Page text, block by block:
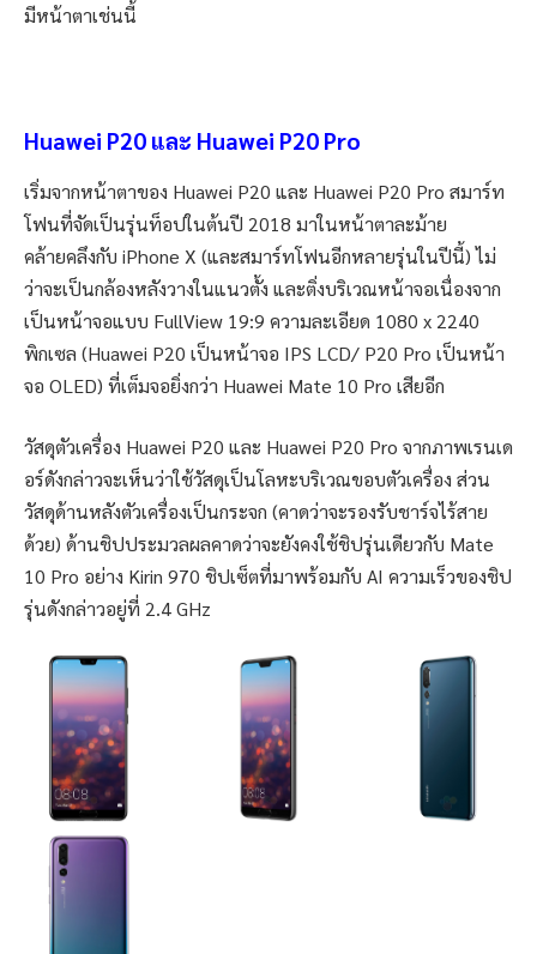
มีหน้าตาเช่นนี้
Huawei P20 และ Huawei P20 Pro
เริ่มจากหน้าตาของ Huawei P20 และ Huawei P20 Pro สมาร์ท
โฟนที่จัดเป็นรุ่นท็อปในต้นปี 2018 มาในหน้าตาละม้าย
คล้ายคลึงกับ iPhone X (และสมาร์ทโฟนอีกหลายรุ่นในปีนี้) ไม่
ว่าจะเป็นกล้องหลังวางในแนวตั้ง และติ่งบริเวณหน้าจอเนื่องจาก
เป็นหน้าจอแบบ FullView 19:9 ความละเอียด 1080 x 2240
พิกเซล (Huawei P20 เป็นหน้าจอ IPS LCD/ P20 Pro เป็นหน้า
จอ OLED) ที่เต็มจอยิ่งกว่า Huawei Mate 10 Pro เสียอีก
วัสดุตัวเครื่อง Huawei P20 และ Huawei P20 Pro จากภาพเรนเด
อร์ดังกล่าวจะเห็นว่าใช้วัสดุเป็นโลหะบริเวณขอบตัวเครื่อง ส่วน
วัสดุด้านหลังตัวเครื่องเป็นกระจก (คาดว่าจะรองรับชาร์จไร้สาย
ด้วย) ด้านชิปประมวลผลคาดว่าจะยังคงใช้ชิปรุ่นเดียวกับ Mate
10 Pro อย่าง Kirin 970 ชิปเซ็ตที่มาพร้อมกับ AI ความเร็วของชิป
รุ่นดังกล่าวอยู่ที่ 2.4 GHz